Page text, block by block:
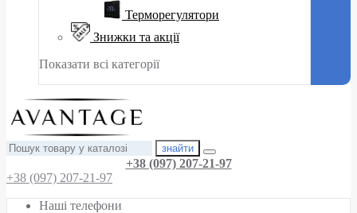
Терморегулятори
Знижки та акції
Показати всі категорії
знайти
+38 (097) 207-21-97
+38 (097) 207-21-97
Наші телефони